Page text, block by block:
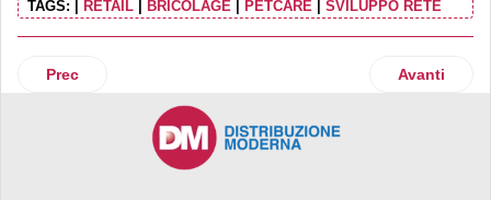
TAGS: RETAIL BRICOLAGE PETCARE SVILUPPO RETE
Articolo precedente: Tosano e Nhood rilanciano il Centro
Prec Articolo
Avanti